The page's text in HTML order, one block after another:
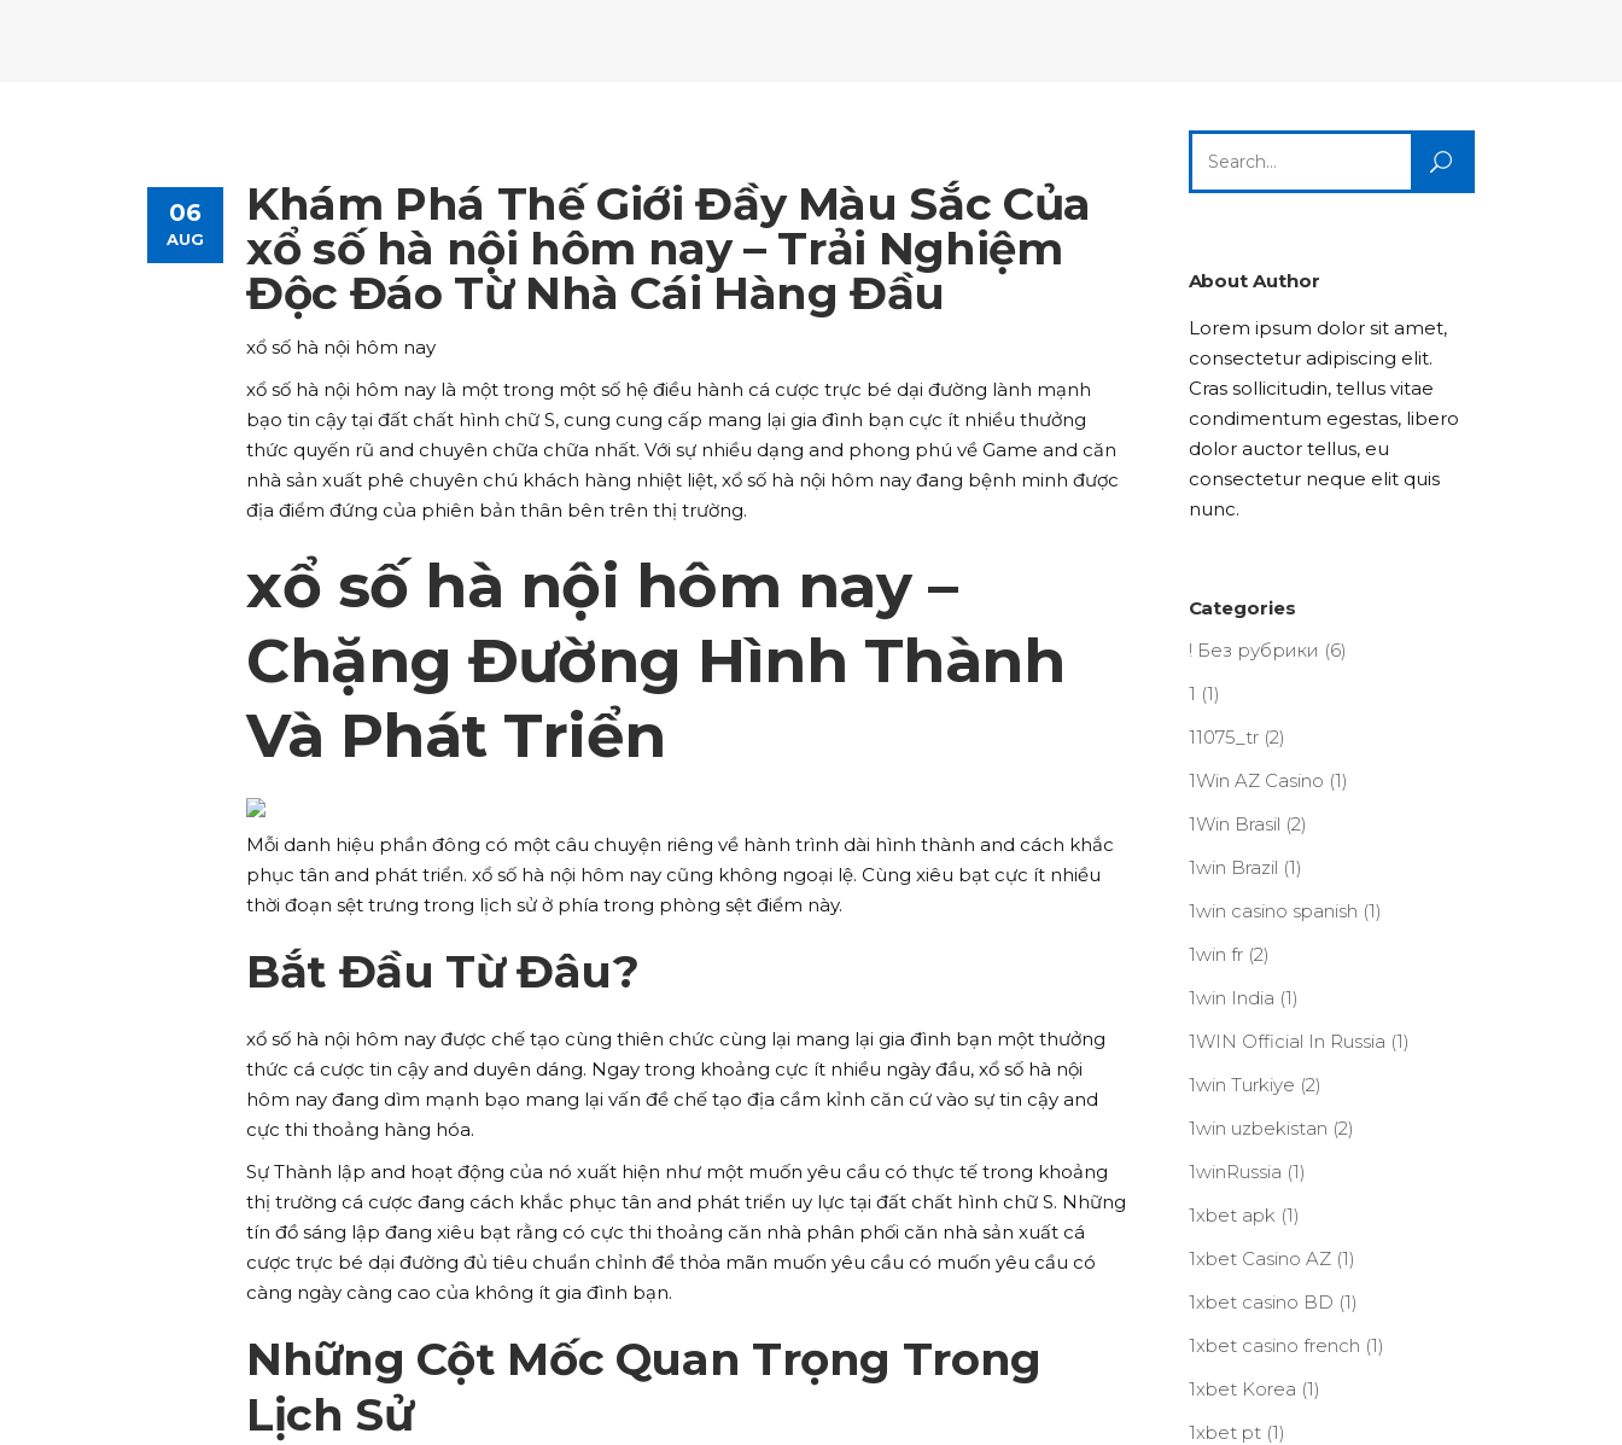
Team List Separators Video Button
Lists
Advanced Link Section
Team List
Google Maps
Image Gallery
Testimonials
Client Carousel
Highlights
Lists
Title & Subtitle
Title & Subtitle
06
AUG
Khám Phá Thế Giới Đầy Màu Sắc Của
xổ số hà nội hôm nay – Trải Nghiệm
Độc Đáo Từ Nhà Cái Hàng Đầu
xổ số hà nội hôm nay
xổ số hà nội hôm nay là một trong một số hệ điều hành cá cược trực bé dại đường lành mạnh
bạo tin cậy tại đất chất hình chữ S, cung cung cấp mang lại gia đình bạn cực ít nhiều thưởng
thức quyến rũ and chuyên chữa chữa nhất. Với sự nhiều dạng and phong phú về Game and căn
nhà sản xuất phê chuyên chú khách hàng nhiệt liệt, xổ số hà nội hôm nay đang bệnh minh được
địa điểm đứng của phiên bản thân bên trên thị trường.
xổ số hà nội hôm nay –
Chặng Đường Hình Thành
Và Phát Triển
Mỗi danh hiệu phần đông có một câu chuyện riêng về hành trình dài hình thành and cách khắc
phục tân and phát triển. xổ số hà nội hôm nay cũng không ngoại lệ. Cùng xiêu bạt cực ít nhiều
thời đoạn sệt trưng trong lịch sử ở phía trong phòng sệt điểm này.
Bắt Đầu Từ Đâu?
xổ số hà nội hôm nay được chế tạo cùng thiên chức cùng lại mang lại gia đình bạn một thưởng
thức cá cược tin cậy and duyên dáng. Ngay trong khoảng cực ít nhiều ngày đầu, xổ số hà nội
hôm nay đang dìm mạnh bạo mang lại vấn đề chế tạo địa cầm kỉnh căn cứ vào sự tin cậy and
cực thi thoảng hàng hóa.
Sự Thành lập and hoạt động của nó xuất hiện như một muốn yêu cầu có thực tế trong khoảng
thị trường cá cược đang cách khắc phục tân and phát triển uy lực tại đất chất hình chữ S. Những
tín đồ sáng lập đang xiêu bạt rằng có cực thi thoảng căn nhà phân phối căn nhà sản xuất cá
cược trực bé dại đường đủ tiêu chuẩn chỉnh để thỏa mãn muốn yêu cầu có muốn yêu cầu có
càng ngày càng cao của không ít gia đình bạn.
Những Cột Mốc Quan Trọng Trong
Lịch Sử
for:
About Author
Lorem ipsum dolor sit amet,
consectetur adipiscing elit.
Cras sollicitudin, tellus vitae
condimentum egestas, libero
dolor auctor tellus, eu
consectetur neque elit quis
nunc.
Categories
! Без рубрики (6)
1 (1)
11075_tr(2)
1Win AZ Casino (1)
1Win Brasil (2)
1win Brazil (1)
1win casino spanish (1)
1win fr(2)
1win India (1)
1WIN Official In Russia (1)
1win Turkiye (2)
1win uzbekistan (2)
1winRussia (1)
1xbet apk (1)
1xbet Casino AZ(1)
1xbet casino BD (1)
1xbet casino french (1)
1xbet Korea (1)
1xbet pt(1)